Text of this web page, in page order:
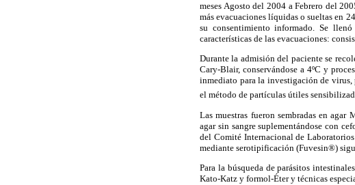
meses Agosto del 2004 a Febrero del
más evacuaciones líquidas o sueltas en
su consentimiento informado. Se
características de las evacuaciones:
Durante la admisión del paciente se
Cary-Blair, conservándose a 4ºC y
inmediato para la investigación de virus,
el método de partículas útiles
Las muestras fueron sembradas en agar
agar sin sangre suplementándose con
del Comité Internacional de
mediante serotipificación (Fuvesin®)
Para la búsqueda de parásitos
Kato-Katz y formol-Éter y técnicas